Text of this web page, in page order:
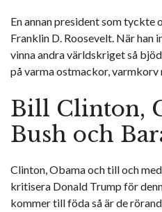
En annan president som tyckte
Franklin D. Roosevelt. När han
vinna andra världskriget så
på varma ostmackor,
Bill Clinton,
Bush och
Clinton, Obama och till och
kritisera Donald Trump för
kommer till föda så är de